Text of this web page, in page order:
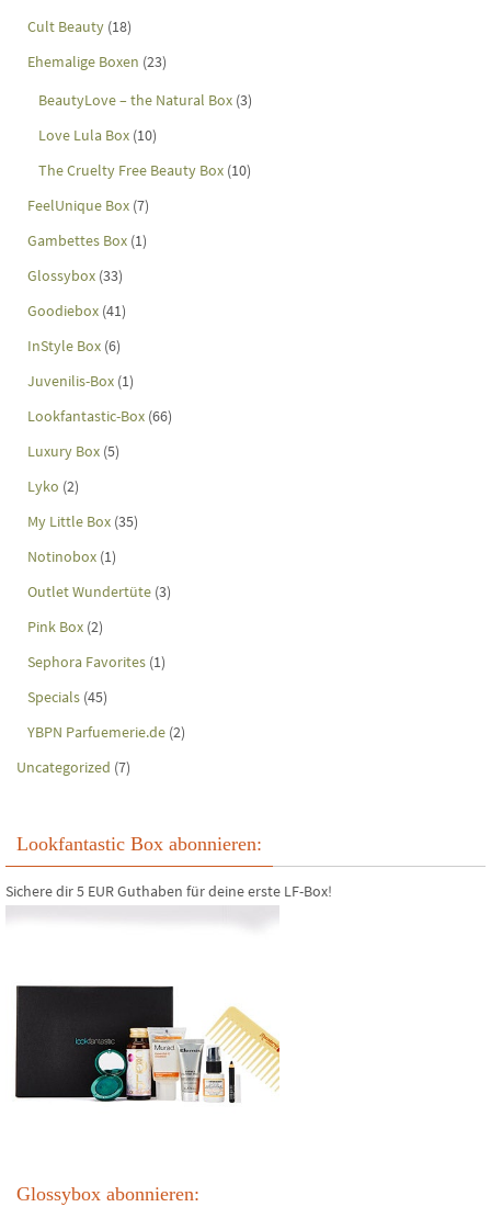
Cult Beauty (18)
Ehemalige Boxen (23)
BeautyLove – the Natural Box (3)
Love Lula Box (10)
The Cruelty Free Beauty Box (10)
FeelUnique Box (7)
Gambettes Box (1)
Glossybox (33)
Goodiebox (41)
InStyle Box (6)
Juvenilis-Box (1)
Lookfantastic-Box (66)
Luxury Box (5)
Lyko (2)
My Little Box (35)
Notinobox (1)
Outlet Wundertüte (3)
Pink Box (2)
Sephora Favorites (1)
Specials (45)
YBPN Parfuemerie.de (2)
Uncategorized (7)
Lookfantastic Box abonnieren:
Sichere dir 5 EUR Guthaben für deine erste LF-Box!
Glossybox abonnieren: